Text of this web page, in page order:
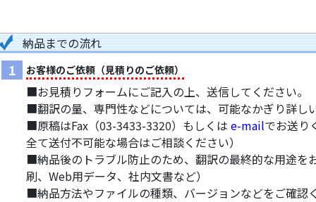
納品までの流れ
1 お客様のご依頼（見積りのご依頼）
■お見積りフォームにご記入の上、送信してください。
■翻訳の量、専門性などについては、可能なかぎり詳し
■原稿はFax（03-3433-3320）もしくは e-mailでお送り
全て送付不可能な場合はご相談ください）
■納品後のトラブル防止のため、翻訳の最終的な用途を
刷、Web用データ、社内文書など）
■納品方法やファイルの種類、バージョンなどをご確認